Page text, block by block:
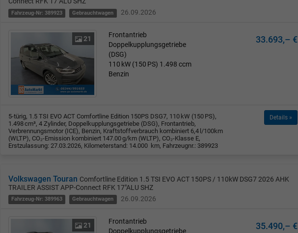
Fahrzeug-Nr: 389923 Gebrauchtwagen 26.09.2026
21
Frontantrieb
Doppelkupplungsgetriebe
(DSG)
110 kW (150 PS) 1.498 ccm
Benzin
33.693,– €
5-türig, 1.5 TSI EVO ACT Comfortline Edition 150PS DSG7, 110 kW (150 PS),
1.498 cm³, 4 Zylinder, Doppelkupplungsgetriebe (DSG), Frontantrieb,
Verbrennungsmotor (ICE), Benzin, Kraftstoffverbrauch kombiniert 6,4 l/100km
(WLTP), CO₂-Emission kombiniert 147.00 g/km (WLTP), CO₂-Klasse E,
Erstzulassung: 27.03.2026, Kilometerstand: 14.000 km, Fahrzeugnr.: 389923
Details »
Volkswagen Touran Comfortline Edition 1.5 TSI EVO ACT 150PS / 110kW DSG7 2026 AHK
TRAILER ASSIST APP-Connect RFK 17"ALU SHZ
Fahrzeug-Nr: 389963 Gebrauchtwagen 26.09.2026
21
Frontantrieb
Doppelkupplungsgetriebe
35.490,– €